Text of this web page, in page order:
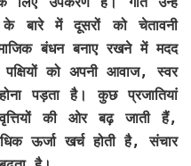
के बारे में दूसरों को चेतावनी
बंधन बनाए रखने में मदद
को अपनी आवाज, स्वर
पड़ता है। कुछ प्रजातियां
की ओर बढ़ जाती हैं,
ऊर्जा खर्च होती है, संचार